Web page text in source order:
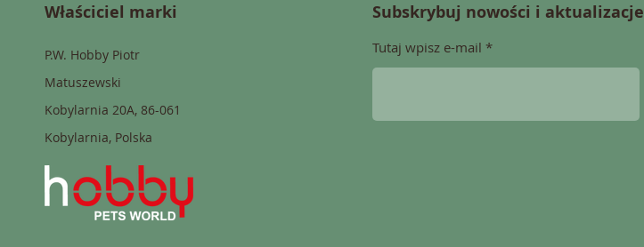
Właściciel marki
P.W. Hobby Piotr
Matuszewski
Kobylarnia 20A, 86-061
Kobylarnia, Polska
Subskrybuj nowości i aktualizacje
Tutaj wpisz e-mail